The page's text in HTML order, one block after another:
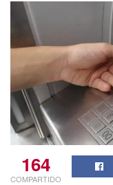
164
COMPARTIDO